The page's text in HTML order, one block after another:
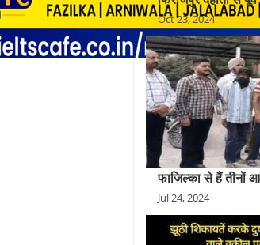
Oct 23, 2024
फाजिल्का से हैं तीनों
Jul 24, 2024